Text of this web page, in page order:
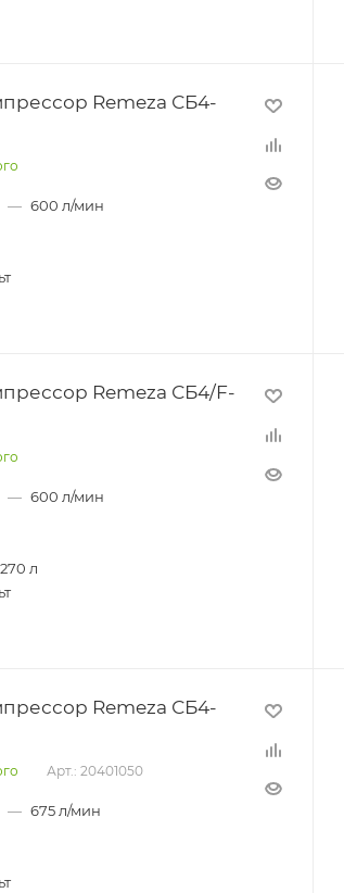
Remeza СБ4-
— 600 л/мин
Remeza СБ4/F-
— 600 л/мин
270 л
Remeza СБ4-
Арт.: 20401050
— 675 л/мин